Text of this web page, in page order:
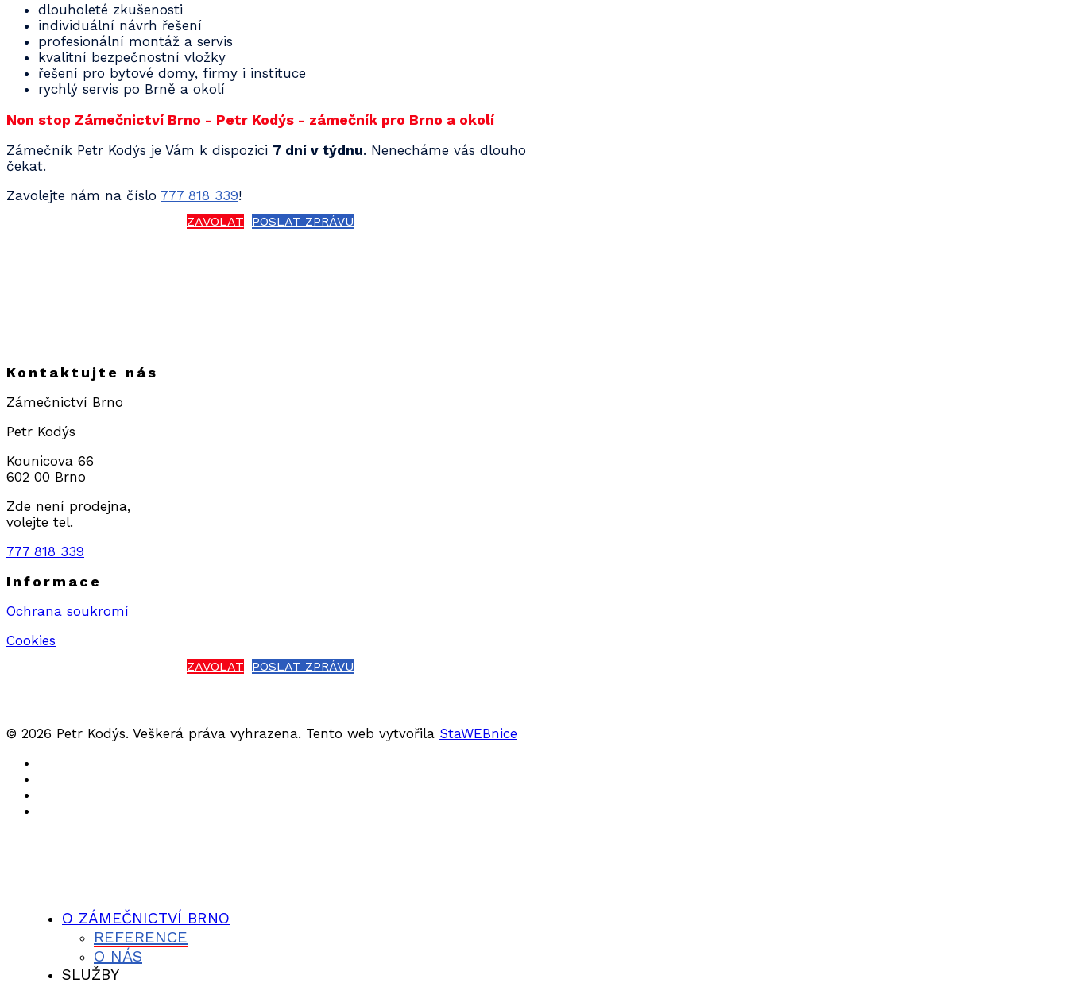
dlouholeté zkušenosti
individuální návrh řešení
profesionální montáž a servis
kvalitní bezpečnostní vložky
řešení pro bytové domy, firmy i instituce
rychlý servis po Brně a okolí
Non stop Zámečnictví Brno - Petr Kodýs - zámečník pro Brno a okolí
Zámečník Petr Kodýs je Vám k dispozici 7 dní v týdnu. Nenecháme vás dlouho
čekat.
Zavolejte nám na číslo 777 818 339!
ZAVOLAT POSLAT ZPRÁVU
Kontaktujte nás
Zámečnictví Brno
Petr Kodýs
Kounicova 66
602 00 Brno
Zde není prodejna,
volejte tel.
777 818 339
Informace
Ochrana soukromí
Cookies
ZAVOLAT POSLAT ZPRÁVU
© 2026 Petr Kodýs. Veškerá práva vyhrazena. Tento web vytvořila StaWEBnice
O ZÁMEČNICTVÍ BRNO
REFERENCE
O NÁS
SLUŽBY